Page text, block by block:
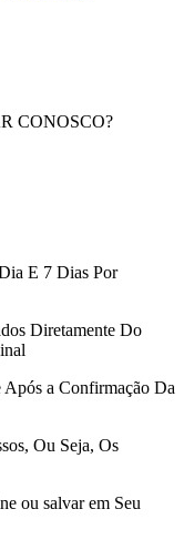
CONOSCO?
E 7 Dias Por
Diretamente Do
a Confirmação Da
Ou Seja, Os
ou salvar em Seu